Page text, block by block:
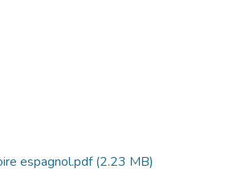
espagnol.pdf(2.23 MB)